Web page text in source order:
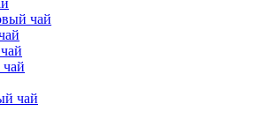
чай
чай